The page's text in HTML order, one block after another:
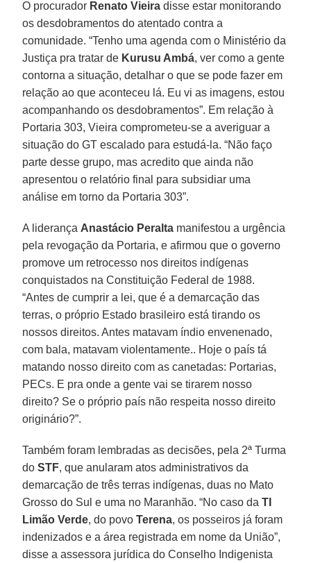
O procurador Renato Vieira disse estar monitorando
os desdobramentos do atentado contra a
comunidade. “Tenho uma agenda com o Ministério da
Justiça pra tratar de Kurusu Ambá, ver como a gente
contorna a situação, detalhar o que se pode fazer em
relação ao que aconteceu lá. Eu vi as imagens, estou
acompanhando os desdobramentos”. Em relação à
Portaria 303, Vieira comprometeu-se a averiguar a
situação do GT escalado para estudá-la. “Não faço
parte desse grupo, mas acredito que ainda não
apresentou o relatório final para subsidiar uma
análise em torno da Portaria 303”.
A liderança Anastácio Peralta manifestou a urgência
pela revogação da Portaria, e afirmou que o governo
promove um retrocesso nos direitos indígenas
conquistados na Constituição Federal de 1988.
“Antes de cumprir a lei, que é a demarcação das
terras, o próprio Estado brasileiro está tirando os
nossos direitos. Antes matavam índio envenenado,
com bala, matavam violentamente.. Hoje o país tá
matando nosso direito com as canetadas: Portarias,
PECs. E pra onde a gente vai se tirarem nosso
direito? Se o próprio país não respeita nosso direito
originário?”.
Também foram lembradas as decisões, pela 2ª Turma
doSTF, que anularam atos administrativos da
demarcação de três terras indígenas, duas no Mato
Grosso do Sul e uma no Maranhão. “No caso daTI
Limão Verde, do povoTerena, os posseiros já foram
indenizados e a área registrada em nome da União”,
disse a assessora jurídica do Conselho Indigenista